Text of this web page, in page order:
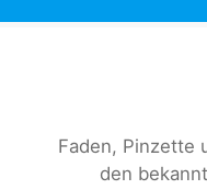
Faden, Pinzette
den